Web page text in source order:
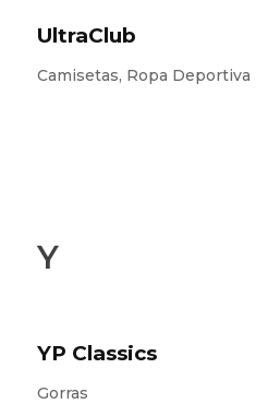
UltraClub
Camisetas, Ropa Deportiva
Y
YP Classics
Gorras